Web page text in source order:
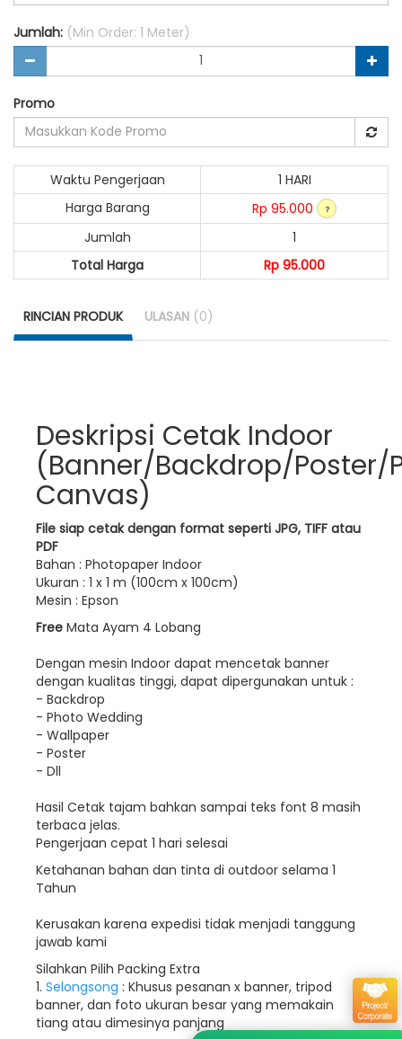
Jumlah: (Min Order: 1 Meter)
Promo
Waktu Pengerjaan
1 HARI
Harga Barang
Rp 95.000
Jumlah
1
Total Harga
Rp 95.000
RINCIAN PRODUK ULASAN (0)
Deskripsi Cetak Indoor
(Banner/Backdrop/Poster/
Canvas)
File siap cetak dengan format seperti JPG, TIFF atau
PDF
Bahan : Photopaper Indoor
Ukuran : 1 x 1 m (100cm x 100cm)
Mesin : Epson
Free Mata Ayam 4 Lobang
Dengan mesin Indoor dapat mencetak banner
dengan kualitas tinggi, dapat dipergunakan untuk :
- Backdrop
- Photo Wedding
- Wallpaper
- Poster
- Dll
Hasil Cetak tajam bahkan sampai teks font 8 masih
terbaca jelas.
Pengerjaan cepat 1 hari selesai
Ketahanan bahan dan tinta di outdoor selama 1
Tahun
Kerusakan karena expedisi tidak menjadi tanggung
jawab kami
Silahkan Pilih Packing Extra
1. Selongsong : Khusus pesanan x banner, tripod
banner, dan foto ukuran besar yang memakain
tiang atau dimesinya panjang